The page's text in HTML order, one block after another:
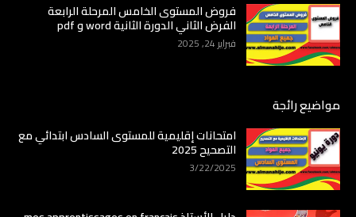
فروض المستوى الخامس المرحلة الرابعة
الفرض الثاني الدورة الثانية word و pdf
فبراير 24, 2025
مواضيع رائجة
امتحانات إقليمية للمستوى السادس ابتدائي مع
التصحيح 2025
3/22/2025